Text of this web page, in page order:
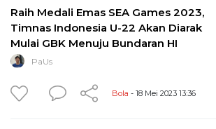
Raih Medali Emas SEA Games 2023,
Timnas Indonesia U-22 Akan Diarak
Mulai GBK Menuju Bundaran HI
PaUs
Bola - 18 Mei 2023 13:36